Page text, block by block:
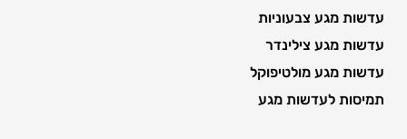
עדשות מגע צבעוניות
עדשות מגע צילינדר
עדשות מגע מולטיפוקל
תמיסות לעדשות מגע